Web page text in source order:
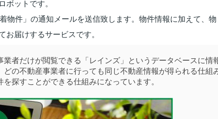
ボットです。
物件」の通知メールを送信致します。物件情報に加えて、物
お届けするサービスです。
者だけが閲覧できる「レインズ」というデータベースに情
の不動産事業者に行っても同じ不動産情報が得られる仕組
探すことができる仕組みになっています。